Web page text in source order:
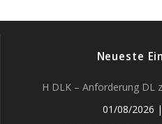
Neueste
H DLK – Anforderung DL
01/08/2026 |